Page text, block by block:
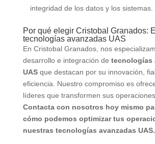
integridad de los datos y los sistemas.
Por qué elegir Cristobal Granados:
tecnologías avanzadas UAS
En Cristobal Granados, nos
desarrollo e integración de tecnologías
UASque destacan por su innovación,
eficiencia. Nuestro compromiso es
líderes que transformen sus
Contacta con nosotros hoy mismo
cómo podemos optimizar tus
nuestras tecnologías avanzadas UAS.